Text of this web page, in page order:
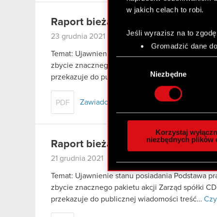
w jakich celach to robi.
Jeśli wyrazisz na to
Gromadzić dane
Identyfikować
Dowiedz się więcej
szczegółów . W
Wykorzystujemy pliki
społecznościowym,
otrzymanymi od Ciebie
zgadasz się na używanie
Niezbędne
Korzystaj
niezbędnych plików
Raport bieżący nr 47/2021
23 grudnia 2021
Temat: Ujawnienie stanu posiadania Podstawa
zbycie znacznego pakietu akcji Zarząd spółki CD
przekazuje do publicznej wiadomości treść…
PDF Zawiadomienie Goldman Sachs
Raport bieżący nr 46/2021
21 grudnia 2021
Temat: Ujawnienie stanu posiadania Podstawa
zbycie znacznego pakietu akcji Zarząd spółki CD
przekazuje do publicznej wiadomości treść…